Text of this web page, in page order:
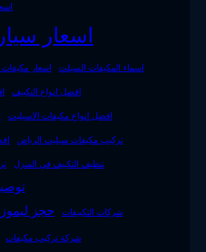
اسعار
اسعار اسماء المكيفات السبلت
افضل انواع التكييف
افضل انواع مكيفات الاسبليت
تركيب مكيفات سبليت الرياض
تنظيف التكييف في المنزل
حجز
شركات التكييفات
شركة تركيب مكيفات